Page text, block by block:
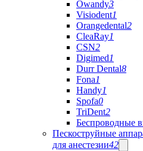
Owandy3
Visiodent1
Orangedental2
CleaRay1
CSN2
Digimed1
Durr Dental8
Fona1
Handy1
Spofa0
TriDent2
Беспроводные
Пескоструйные
для анестезии42